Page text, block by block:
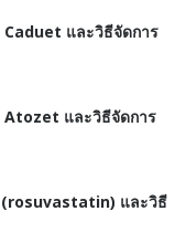
Caduet และวิธีจัดการ
Atozet และวิธีจัดการ
(rosuvastatin) และวิธี